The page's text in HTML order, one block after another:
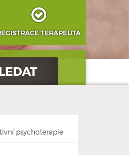
TERAPEUTA
psychoterapie